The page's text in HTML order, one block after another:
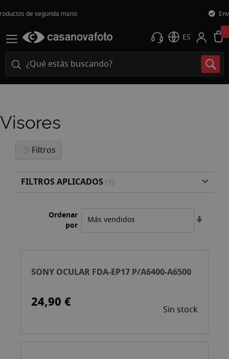
ES
Visores
Filtros
FILTROS APLICADOS
Ordenar
por
SONY OCULAR FDA-EP17 P/A6400-A6500
24,90 € Sin stock